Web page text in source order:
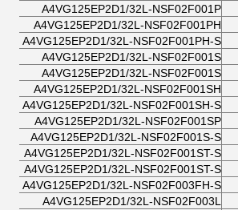
A4VG125EP2D1/32L-NSF02F001P
A4VG125EP2D1/32L-NSF02F001PH
A4VG125EP2D1/32L-NSF02F001PH-S
A4VG125EP2D1/32L-NSF02F001S
A4VG125EP2D1/32L-NSF02F001S
A4VG125EP2D1/32L-NSF02F001SH
A4VG125EP2D1/32L-NSF02F001SH-S
A4VG125EP2D1/32L-NSF02F001SP
A4VG125EP2D1/32L-NSF02F001S-S
A4VG125EP2D1/32L-NSF02F001ST-S
A4VG125EP2D1/32L-NSF02F001ST-S
A4VG125EP2D1/32L-NSF02F003FH-S
A4VG125EP2D1/32L-NSF02F003L